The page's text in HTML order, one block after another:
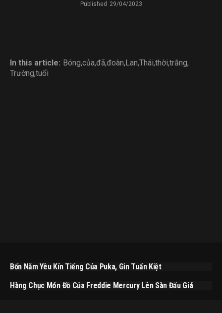
Published 29/04/2023
In this article: Bóng,của,đã,đoàn,Lan,Thái,thời,trắng,
Trường,tuổi
Bốn Năm Yêu Kín Tiếng Của Puka, Gin Tuấn Kiệt
Hàng Chục Món Đồ Của Freddie Mercury Lên Sàn Đấu Giá